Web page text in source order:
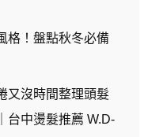
格！盤點秋冬必備
又沒時間整理頭髮
台中燙髮推薦 W.D-